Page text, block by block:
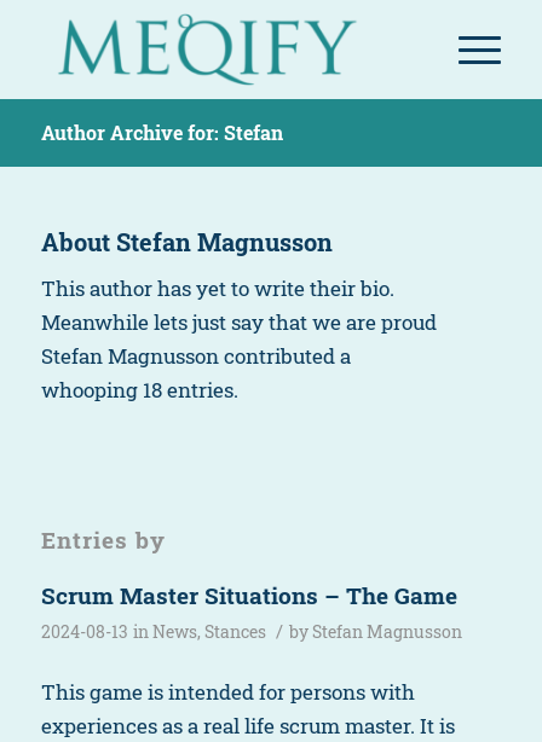
Author Archive for: Stefan
About Stefan Magnusson
This author has yet to write their bio.
Meanwhile lets just say that we are proud
Stefan Magnussoncontributed a
whooping 18 entries.
Entries by
Scrum Master Situations – The Game
2024-08-13 inNews, Stances / by Stefan Magnusson
This game is intended for persons with
experiences as a real life scrum master. It is